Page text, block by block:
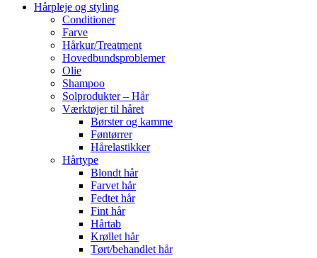
Hårpleje og styling
Conditioner
Farve
Hårkur/Treatment
Hovedbundsproblemer
Olie
Shampoo
Solprodukter – Hår
Værktøjer til håret
Børster og kamme
Føntørrer
Hårelastikker
Hårtype
Blondt hår
Farvet hår
Fedtet hår
Fint hår
Hårtab
Krøllet hår
Tørt/behandlet hår